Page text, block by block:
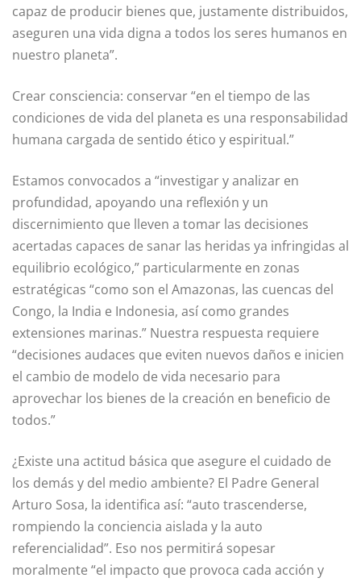
capaz de producir bienes que, justamente distribuidos,
aseguren una vida digna a todos los seres humanos en
nuestro planeta”.
Crear consciencia: conservar “en el tiempo de las
condiciones de vida del planeta es una responsabilidad
humana cargada de sentido ético y espiritual.”
Estamos convocados a “investigar y analizar en
profundidad, apoyando una reflexión y un
discernimiento que lleven a tomar las decisiones
acertadas capaces de sanar las heridas ya infringidas al
equilibrio ecológico,” particularmente en zonas
estratégicas “como son el Amazonas, las cuencas del
Congo, la India e Indonesia, así como grandes
extensiones marinas.” Nuestra respuesta requiere
“decisiones audaces que eviten nuevos daños e inicien
el cambio de modelo de vida necesario para
aprovechar los bienes de la creación en beneficio de
todos.”
¿Existe una actitud básica que asegure el cuidado de
los demás y del medio ambiente? El Padre General
Arturo Sosa, la identifica así: “auto trascenderse,
rompiendo la conciencia aislada y la auto
referencialidad”. Eso nos permitirá sopesar
moralmente “el impacto que provoca cada acción y